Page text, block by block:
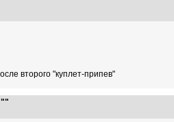
второго "куплет-припев"